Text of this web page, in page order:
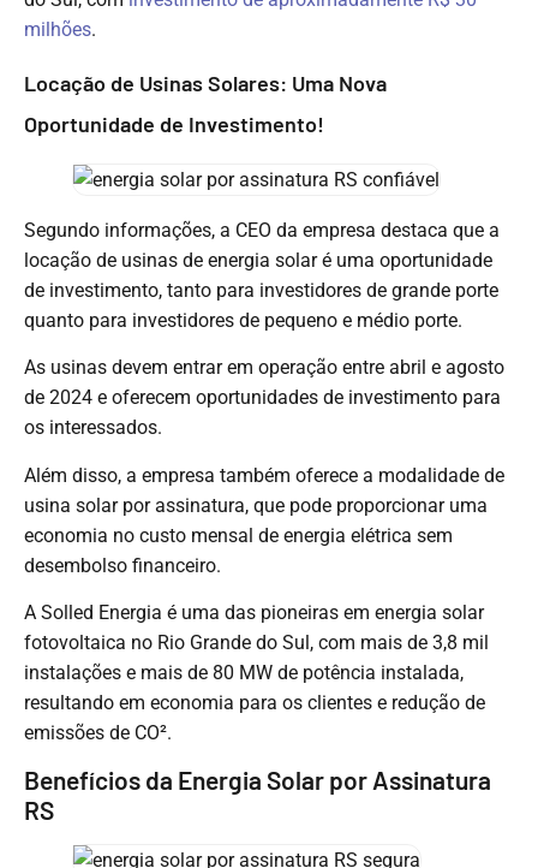
milhões.
Locação de Usinas Solares: Uma Nova
Oportunidade de Investimento!
Segundo informações, a CEO da empresa destaca que a
locação de usinas de energia solar é uma oportunidade
de investimento, tanto para investidores de grande porte
quanto para investidores de pequeno e médio porte.
As usinas devem entrar em operação entre abril e agosto
de 2024 e oferecem oportunidades de investimento para
os interessados.
Além disso, a empresa também oferece a modalidade de
usina solar por assinatura, que pode proporcionar uma
economia no custo mensal de energia elétrica sem
desembolso financeiro.
A Solled Energia é uma das pioneiras em energia solar
fotovoltaica no Rio Grande do Sul, com mais de 3,8 mil
instalações e mais de 80 MW de potência instalada,
resultando em economia para os clientes e redução de
emissões de CO².
Benefícios da Energia Solar por Assinatura
RS